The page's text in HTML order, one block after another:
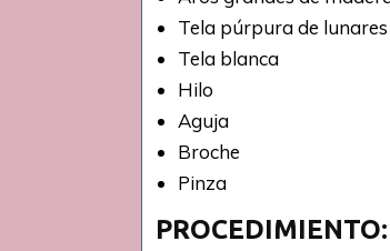
Tela púrpura de
Tela blanca
Hilo
Aguja
Broche
Pinza
PROCEDIMIENTO: